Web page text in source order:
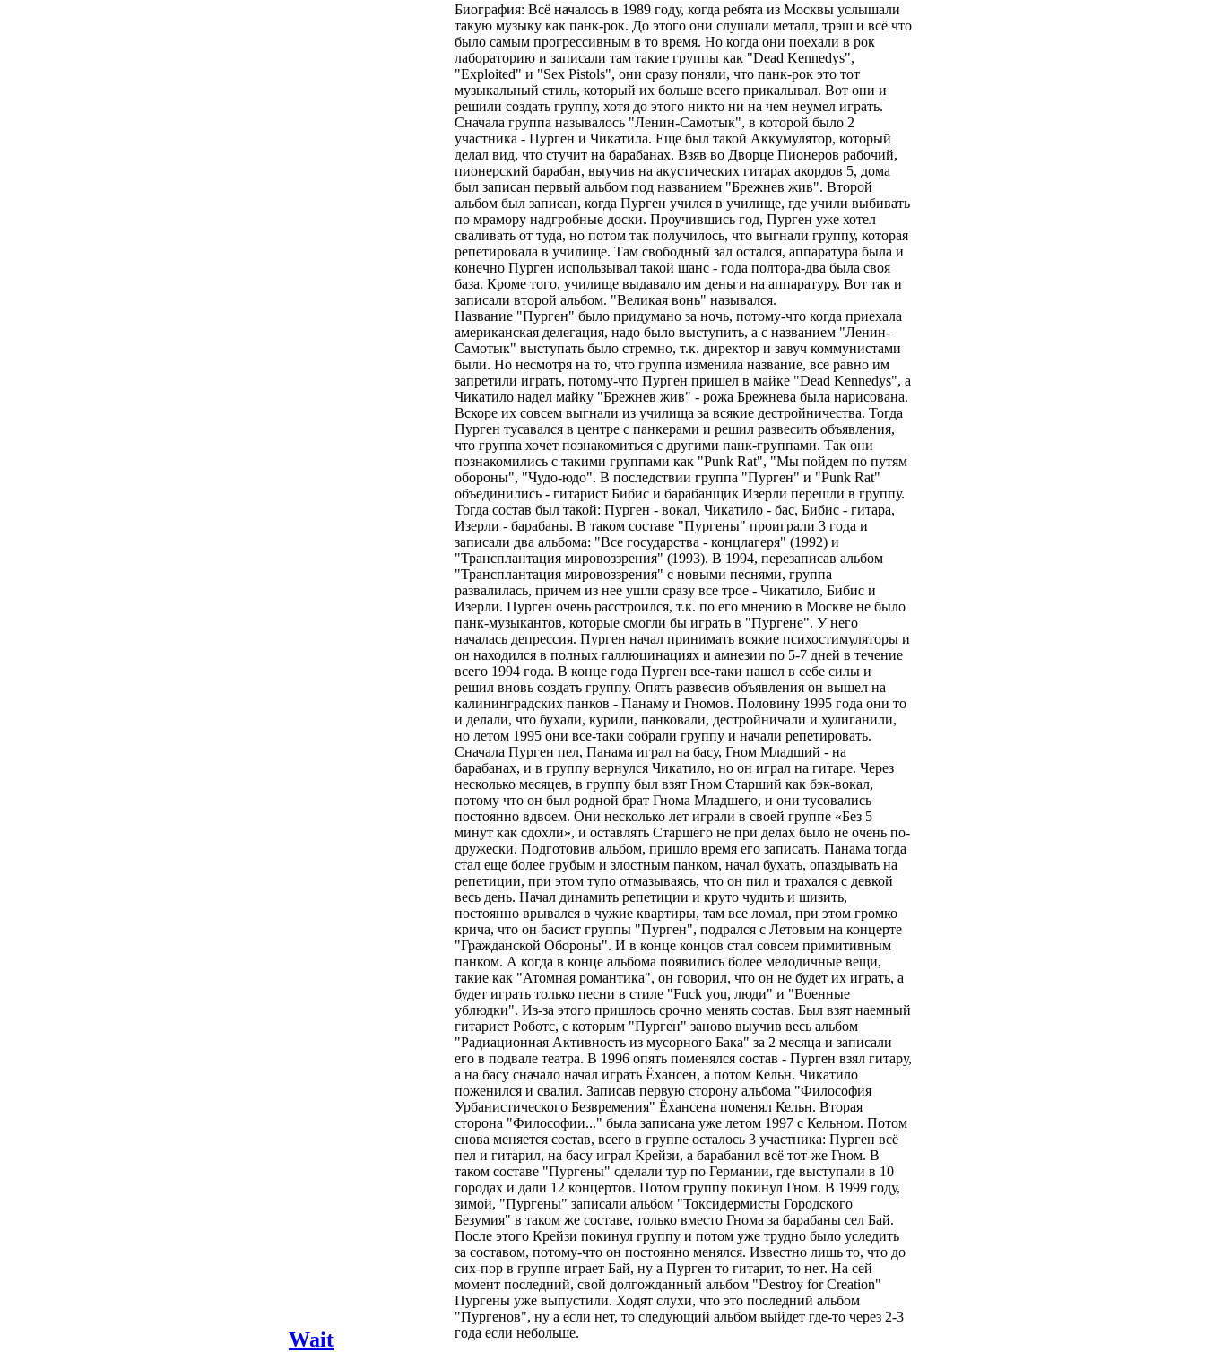
Wait
Биография: Всё началось в 1989 году, когда ребята из Москвы услышали
такую музыку как панк-рок. До этого они слушали металл, трэш и всё что
было самым прогрессивным в то время. Но когда они поехали в рок
лабораторию и записали там такие группы как "Dead Kennedys",
"Exploited" и "Sex Pistols", они сразу поняли, что панк-рок это тот
музыкальный стиль, который их больше всего прикалывал. Вот они и
решили создать группу, хотя до этого никто ни на чем неумел играть.
Сначала группа называлось "Ленин-Самотык", в которой было 2
участника - Пурген и Чикатила. Еще был такой Аккумулятор, который
делал вид, что стучит на барабанах. Взяв во Дворце Пионеров рабочий,
пионерский барабан, выучив на акустических гитарах акордов 5, дома
был записан первый альбом под названием "Брежнев жив". Второй
альбом был записан, когда Пурген учился в училище, где учили выбивать
по мрамору надгробные доски. Проучившись год, Пурген уже хотел
сваливать от туда, но потом так получилось, что выгнали группу, которая
репетировала в училище. Там свободный зал остался, аппаратура была и
конечно Пурген использывал такой шанс - года полтора-два была своя
база. Кроме того, училище выдавало им деньги на аппаратуру. Вот так и
записали второй альбом. "Великая вонь" назывался.
Название "Пурген" было придумано за ночь, потому-что когда приехала
американская делегация, надо было выступить, а с названием "Ленин-
Самотык" выступать было стремно, т.к. директор и завуч коммунистами
были. Но несмотря на то, что группа изменила название, все равно им
запретили играть, потому-что Пурген пришел в майке "Dead Kennedys", а
Чикатило надел майку "Брежнев жив" - рожа Брежнева была нарисована.
Вскоре их совсем выгнали из училища за всякие дестройничества. Тогда
Пурген тусавался в центре с панкерами и решил развесить объявления,
что группа хочет познакомиться с другими панк-группами. Так они
познакомились с такими группами как "Punk Rat", "Мы пойдем по путям
обороны", "Чудо-юдо". В последствии группа "Пурген" и "Punk Rat"
объединились - гитарист Бибис и барабанщик Изерли перешли в группу.
Тогда состав был такой: Пурген - вокал, Чикатило - бас, Бибис - гитара,
Изерли - барабаны. В таком составе "Пургены" проиграли 3 года и
записали два альбома: "Все государства - концлагеря" (1992) и
"Трансплантация мировоззрения" (1993). В 1994, перезаписав альбом
"Трансплантация мировоззрения" с новыми песнями, группа
развалилась, причем из нее ушли сразу все трое - Чикатило, Бибис и
Изерли. Пурген очень расстроился, т.к. по его мнению в Москве не было
панк-музыкантов, которые смогли бы играть в "Пургене". У него
началась депрессия. Пурген начал принимать всякие психостимуляторы и
он находился в полных галлюцинациях и амнезии по 5-7 дней в течение
всего 1994 года. В конце года Пурген все-таки нашел в себе силы и
решил вновь создать группу. Опять развесив объявления он вышел на
калининградских панков - Панаму и Гномов. Половину 1995 года они то
и делали, что бухали, курили, панковали, дестройничали и хулиганили,
но летом 1995 они все-таки собрали группу и начали репетировать.
Сначала Пурген пел, Панама играл на басу, Гном Младший - на
барабанах, и в группу вернулся Чикатило, но он играл на гитаре. Через
несколько месяцев, в группу был взят Гном Старший как бэк-вокал,
потому что он был родной брат Гнома Младшего, и они тусовались
постоянно вдвоем. Они несколько лет играли в своей группе «Без 5
минут как сдохли», и оставлять Старшего не при делах было не очень по-
дружески. Подготовив альбом, пришло время его записать. Панама тогда
стал еще более грубым и злостным панком, начал бухать, опаздывать на
репетиции, при этом тупо отмазываясь, что он пил и трахался с девкой
весь день. Начал динамить репетиции и круто чудить и шизить,
постоянно врывался в чужие квартиры, там все ломал, при этом громко
крича, что он басист группы "Пурген", подрался с Летовым на концерте
"Гражданской Обороны". И в конце концов стал совсем примитивным
панком. А когда в конце альбома появились более мелодичные вещи,
такие как "Атомная романтика", он говорил, что он не будет их играть, а
будет играть только песни в стиле "Fuck you, люди" и "Военные
ублюдки". Из-за этого пришлось срочно менять состав. Был взят наемный
гитарист Роботс, с которым "Пурген" заново выучив весь альбом
"Радиационная Активность из мусорного Бака" за 2 месяца и записали
его в подвале театра. В 1996 опять поменялся состав - Пурген взял гитару,
а на басу сначало начал играть Ёхансен, а потом Кельн. Чикатило
поженился и свалил. Записав первую сторону альбома "Философия
Урбанистического Безвремения" Ёхансена поменял Кельн. Вторая
сторона "Философии..." была записана уже летом 1997 с Кельном. Потом
снова меняется состав, всего в группе осталось 3 участника: Пурген всё
пел и гитарил, на басу играл Крейзи, а барабанил всё тот-же Гном. В
таком составе "Пургены" сделали тур по Германии, где выступали в 10
городах и дали 12 концертов. Потом группу покинул Гном. В 1999 году,
зимой, "Пургены" записали альбом "Токсидермисты Городского
Безумия" в таком же составе, только вместо Гнома за барабаны сел Бай.
После этого Крейзи покинул группу и потом уже трудно было уследить
за составом, потому-что он постоянно менялся. Известно лишь то, что до
сих-пор в группе играет Бай, ну а Пурген то гитарит, то нет. На сей
момент последний, свой долгожданный альбом "Destroy for Creation"
Пургены уже выпустили. Ходят слухи, что это последний альбом
"Пургенов", ну а если нет, то следующий альбом выйдет где-то через 2-3
года если небольше.